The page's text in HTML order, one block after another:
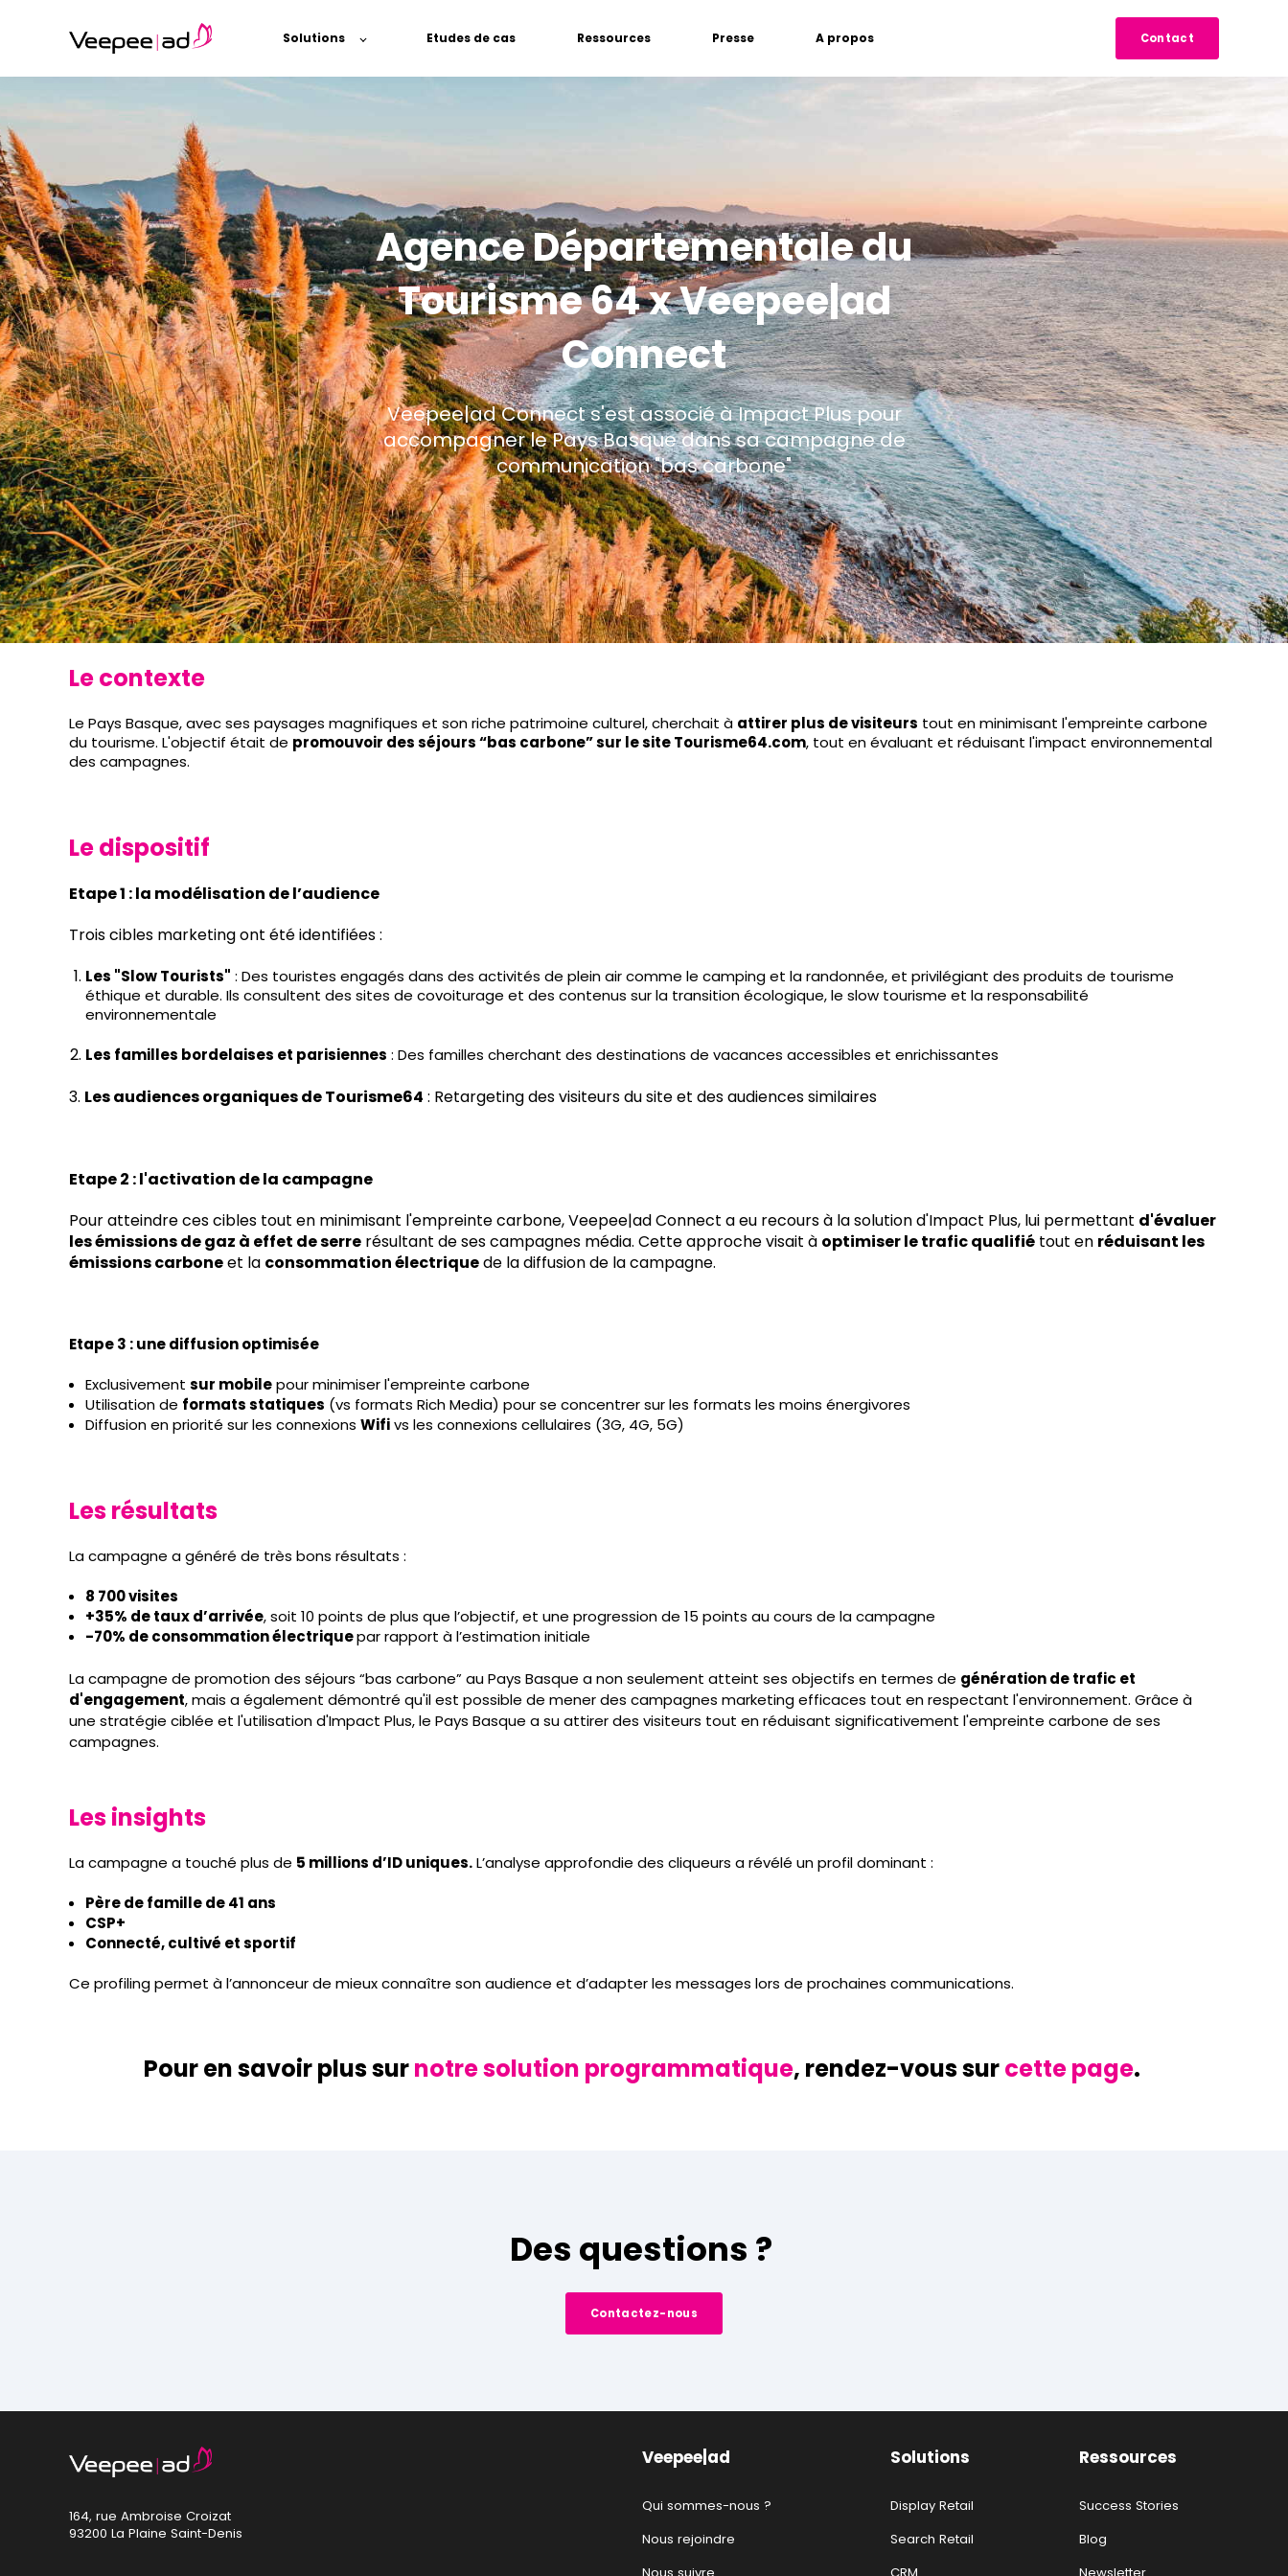
Solutions Etudes de cas Ressources Presse A propos Contact
Agence Départementale du
Tourisme 64 x Veepee|ad
Connect
Veepee|ad Connect s'est associé à Impact Plus pour
accompagner le Pays Basque dans sa campagne de
communication "bas carbone"
Le contexte
Le Pays Basque, avec ses paysages magnifiques et son riche patrimoine culturel, cherchait à attirer plus de visiteurs tout en minimisant l'empreinte carbone
du tourisme. L'objectif était de promouvoir des séjours “bas carbone” sur le site Tourisme64.com, tout en évaluant et réduisant l'impact environnemental
des campagnes.
Le dispositif
Etape 1 : la modélisation de l’audience
Trois cibles marketing ont été identifiées :
Les "Slow Tourists" : Des touristes engagés dans des activités de plein air comme le camping et la randonnée, et privilégiant des produits de tourisme
éthique et durable. Ils consultent des sites de covoiturage et des contenus sur la transition écologique, le slow tourisme et la responsabilité
environnementale
Les familles bordelaises et parisiennes : Des familles cherchant des destinations de vacances accessibles et enrichissantes
3. Les audiences organiques de Tourisme64 : Retargeting des visiteurs du site et des audiences similaires
Etape 2 : l'activation de la campagne
Pour atteindre ces cibles tout en minimisant l'empreinte carbone, Veepee|ad Connect a eu recours à la solution d'Impact Plus, lui permettant d'évaluer
les émissions de gaz à effet de serre résultant de ses campagnes média. Cette approche visait à optimiser le trafic qualifié tout en réduisant les
émissions carboneet la consommation électriquede la diffusion de la campagne.
Etape 3 : une diffusion optimisée
Exclusivement sur mobilepour minimiser l'empreinte carbone
Utilisation de formats statiques (vs formats Rich Media) pour se concentrer sur les formats les moins énergivores
Diffusion en priorité sur les connexions Wifivs les connexions cellulaires (3G, 4G, 5G)
Les résultats
La campagne a généré de très bons résultats :
8 700 visites
+35% de taux d’arrivée, soit 10 points de plus que l’objectif, et une progression de 15 points au cours de la campagne
-70% de consommation électriquepar rapport à l’estimation initiale
La campagne de promotion des séjours “bas carbone” au Pays Basque a non seulement atteint ses objectifs en termes de génération de trafic et
d'engagement, mais a également démontré qu'il est possible de mener des campagnes marketing efficaces tout en respectant l'environnement. Grâce à
une stratégie ciblée et l'utilisation d'Impact Plus, le Pays Basque a su attirer des visiteurs tout en réduisant significativement l'empreinte carbone de ses
campagnes.
Les insights
La campagne a touché plus de 5 millions d’ID uniques.L’analyse approfondie des cliqueurs a révélé un profil dominant :
Père de famille de 41 ans
CSP+
Connecté, cultivé et sportif
Ce profiling permet à l’annonceur de mieux connaître son audience et d’adapter les messages lors de prochaines communications.
Pour en savoir plus surnotre solution programmatique, rendez-vous surcette page.
Des questions ?
Contactez-nous
164, rue Ambroise Croizat
93200 La Plaine Saint-Denis
Veepee|ad
Qui sommes-nous ?
Nous rejoindre
Solutions
Display Retail
Search Retail
Ressources
Success Stories
Blog